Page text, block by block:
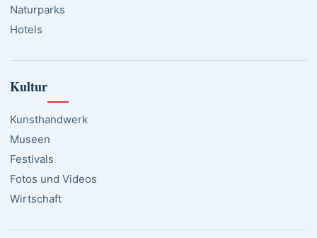
Naturparks
Hotels
Kultur
Kunsthandwerk
Museen
Festivals
Fotos und Videos
Wirtschaft